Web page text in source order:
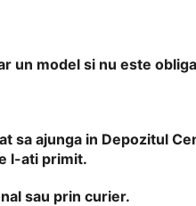
un model si nu este
sa ajunga in Depozitul
l-ati primit.
sau prin curier.